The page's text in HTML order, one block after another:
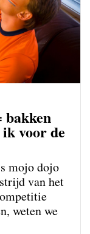
bakken
voor de
mojo dojo
van het
weten we